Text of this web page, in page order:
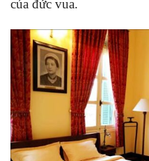
của đức vua.